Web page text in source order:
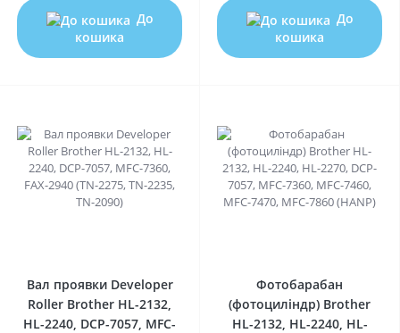
До
кошика
До
кошика
Вал проявки Developer
Roller Brother HL-2132,
HL-2240, DCP-7057, MFC-
Фотобарабан
(фотоциліндр) Brother
HL-2132, HL-2240, HL-